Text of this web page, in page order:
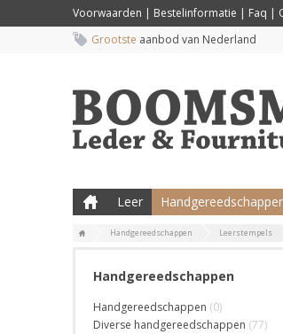
Voorwaarden | Bestelinformatie | Faq |
Grootste aanbod van Nederland
Leer
Handgereedschappen Leerstempels
Handgereedschappen
Handgereedschappen (0)
Diverse handgereedschappen (77)